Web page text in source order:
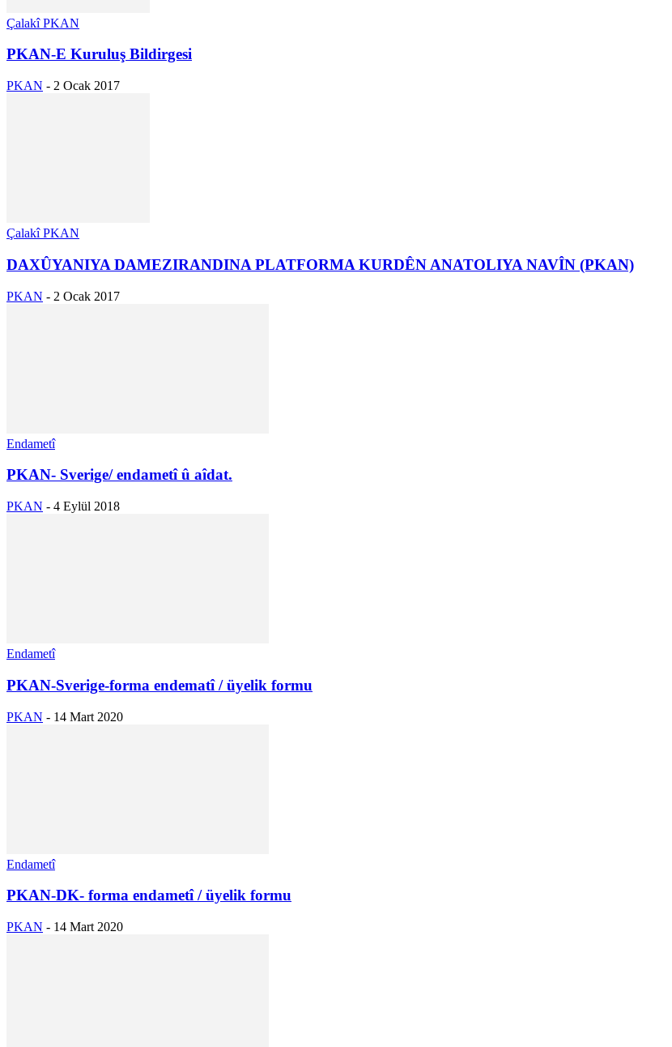
Çalakî PKAN
PKAN-E Kuruluş Bildirgesi
PKAN - 2 Ocak 2017
Çalakî PKAN
DAXÛYANIYA DAMEZIRANDINA PLATFORMA KURDÊN ANATOLIYA NAVÎN (PKAN)
PKAN - 2 Ocak 2017
Endametî
PKAN- Sverige/ endametî û aîdat.
PKAN - 4 Eylül 2018
Endametî
PKAN-Sverige-forma endematî / üyelik formu
PKAN - 14 Mart 2020
Endametî
PKAN-DK- forma endametî / üyelik formu
PKAN - 14 Mart 2020